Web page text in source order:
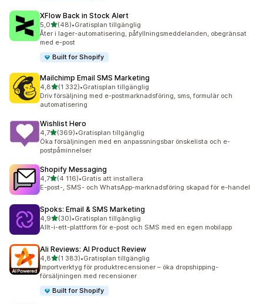
XFlow Back in Stock Alert
5,0av 5 stjärnor
(48)
48 recensioner totalt
•Gratisplan tillgänglig
Åter i lager-automatisering, påfyllningsmeddelanden, obegränsat
med e-post
Built for Shopify
Mailchimp Email SMS Marketing
4,8av 5 stjärnor
(1 332)
1332 recensioner totalt
•Gratisplan tillgänglig
Driv försäljning med e-postmarknadsföring, sms, formulär och
automatisering
Wishlist Hero
4,7av 5 stjärnor
(369)
369 recensioner totalt
•Gratisplan tillgänglig
Öka försäljningen med en anpassningsbar önskelista och e-
postpåminnelser
Shopify Messaging
4,7av 5 stjärnor
(4 116)
4116 recensioner totalt
•Gratis att installera
E-post-, SMS- och WhatsApp-marknadsföring skapad för e-handel
Spoks: Email & SMS Marketing
4,9av 5 stjärnor
(30)
30 recensioner totalt
•Gratisplan tillgänglig
Allt-i-ett-plattform för e-post och SMS med en egen mobilapp
Ali Reviews: AI Product Review
4,8av 5 stjärnor
(1 383)
1383 recensioner totalt
•Gratisplan tillgänglig
Importverktyg för produktrecensioner – öka dropshipping-
försäljningen med recensioner
Built for Shopify